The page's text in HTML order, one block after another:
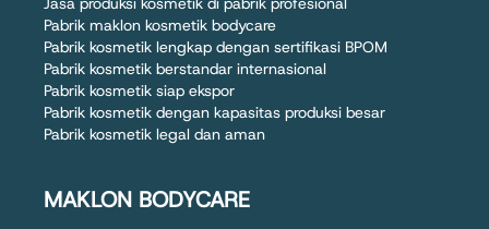
Pabrik maklon kosmetik bodycare
Pabrik kosmetik lengkap dengan sertifikasi BPOM
Pabrik kosmetik berstandar internasional
Pabrik kosmetik siap ekspor
Pabrik kosmetik dengan kapasitas produksi besar
Pabrik kosmetik legal dan aman
MAKLON BODYCARE